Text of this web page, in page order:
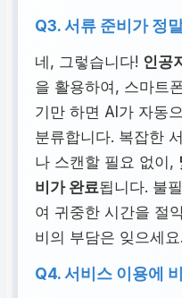
Q3. 서류 준비가 정
네, 그렇습니다! 인공
을 활용하여, 스마트
기만 하면 AI가 자동
분류합니다. 복잡한
나 스캔할 필요 없이,
비가 완료됩니다. 불
여 귀중한 시간을 절
비의 부담은 잊으세요.
Q4. 서비스 이용에